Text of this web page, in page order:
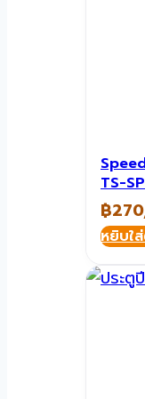
TS-
฿
หยิบใ